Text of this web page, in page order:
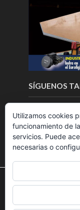
SÍGUENOS
Copyright ©
Utilizamos cookies
nuestra web.
Puedes aprender
desactivarlas en los
Utilizamos cookies
funcionamiento de
servicios. Puede
necesarias o